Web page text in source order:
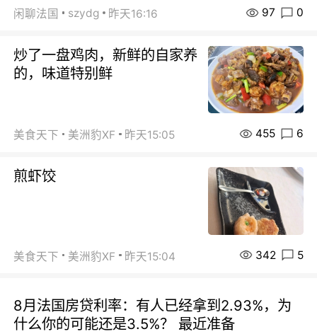
闲聊法国 szydg 昨天16:16 97 0
炒了一盘鸡肉，新鲜的自家养
的，味道特别鲜
美食天下 美洲豹XF 昨天15:05 455 6
煎虾饺
美食天下 美洲豹XF 昨天15:04 342 5
8月法国房贷利率：有人已经拿到2.93%，为
什么你的可能还是3.5%？ 最近准备